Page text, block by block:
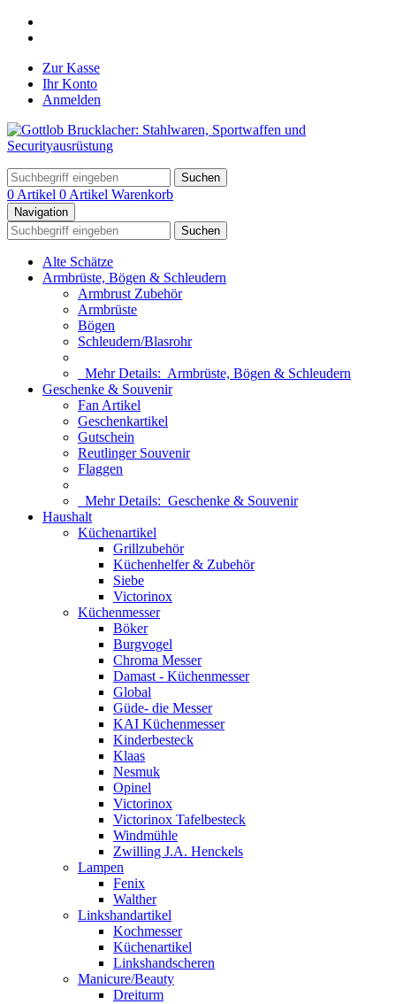
Zur Kasse
Ihr Konto
Anmelden
Suchen
0 Artikel 0 Artikel Warenkorb
Navigation
Suchen
Alte Schätze
Armbrüste, Bögen & Schleudern
Armbrust Zubehör
Armbrüste
Bögen
Schleudern/Blasrohr
Mehr Details: Armbrüste, Bögen & Schleudern
Geschenke & Souvenir
Fan Artikel
Geschenkartikel
Gutschein
Reutlinger Souvenir
Flaggen
Mehr Details: Geschenke & Souvenir
Haushalt
Küchenartikel
Grillzubehör
Küchenhelfer & Zubehör
Siebe
Victorinox
Küchenmesser
Böker
Burgvogel
Chroma Messer
Damast - Küchenmesser
Global
Güde- die Messer
KAI Küchenmesser
Kinderbesteck
Klaas
Nesmuk
Opinel
Victorinox
Victorinox Tafelbesteck
Windmühle
Zwilling J.A. Henckels
Lampen
Fenix
Walther
Linkshandartikel
Kochmesser
Küchenartikel
Linkshandscheren
Manicure/Beauty
Dreiturm